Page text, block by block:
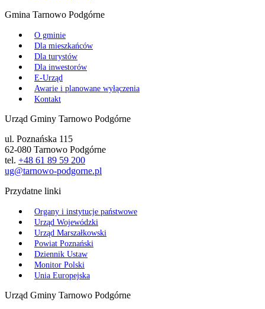
Gmina Tarnowo Podgórne
O gminie
Dla mieszkańców
Dla turystów
Dla inwestorów
E-Urząd
Awarie i planowane wyłączenia
Kontakt
Urząd Gminy Tarnowo Podgórne
ul. Poznańska 115
62-080 Tarnowo Podgórne
tel. +48 61 89 59 200
ug@tarnowo-podgorne.pl
Przydatne linki
Organy i instytucje państwowe
Urząd Wojewódzki
Urząd Marszałkowski
Powiat Poznański
Dziennik Ustaw
Monitor Polski
Unia Europejska
Urząd Gminy Tarnowo Podgórne